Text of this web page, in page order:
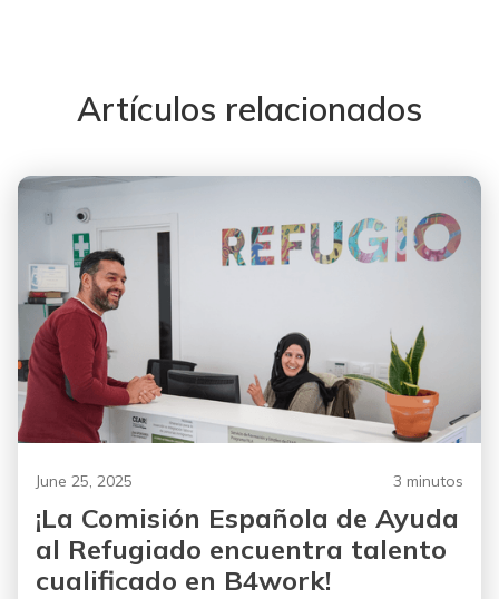
Artículos relacionados
June 25, 2025 3 minutos
¡La Comisión Española de Ayuda
al Refugiado encuentra talento
cualificado en B4work!